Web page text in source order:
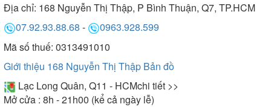
Địa chỉ: 168 Nguyễn Thị Thập, P Bình Thuận, Q7, TP.HCM
07.92.93.88.68 -
0963.928.599
Mã số thuế: 0313491010
Giới thiệu 168 Nguyễn Thị Thập Bản đồ
Lạc Long Quân, Q11 - HCMchi tiết >>
Mở cửa : 8h - 21h00 (kể cả ngày lễ)